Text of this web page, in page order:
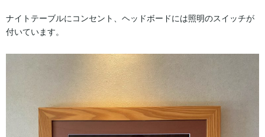
ナイトテーブルにコンセント、ヘッドボードには照明のスイッチが
付いています。